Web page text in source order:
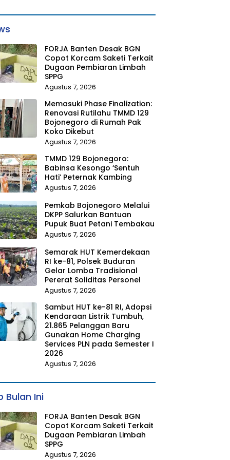
FORJA Banten Desak BGN
Copot Korcam Saketi Terkait
Dugaan Pembiaran Limbah
SPPG
Agustus 7, 2026
Memasuki Phase Finalization:
Renovasi Rutilahu TMMD 129
Bojonegoro di Rumah Pak
Koko Dikebut
Agustus 7, 2026
TMMD 129 Bojonegoro:
Babinsa Kesongo ‘Sentuh
Hati’ Peternak Kambing
Agustus 7, 2026
Pemkab Bojonegoro Melalui
DKPP Salurkan Bantuan
Pupuk Buat Petani Tembakau
Agustus 7, 2026
Semarak HUT Kemerdekaan
RI ke-81, Polsek Buduran
Gelar Lomba Tradisional
Pererat Soliditas Personel
Agustus 7, 2026
Sambut HUT ke-81 RI, Adopsi
Kendaraan Listrik Tumbuh,
21.865 Pelanggan Baru
Gunakan Home Charging
Services PLN pada Semester I
2026
Agustus 7, 2026
Bulan Ini
FORJA Banten Desak BGN
Copot Korcam Saketi Terkait
Dugaan Pembiaran Limbah
SPPG
Agustus 7, 2026